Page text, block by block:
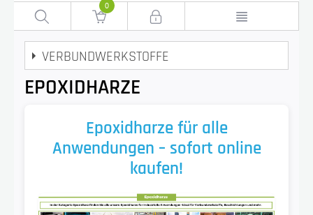
0
VERBUNDWERKSTOFFE
EPOXIDHARZE
Epoxidharze für alle
Anwendungen – sofort online
kaufen!